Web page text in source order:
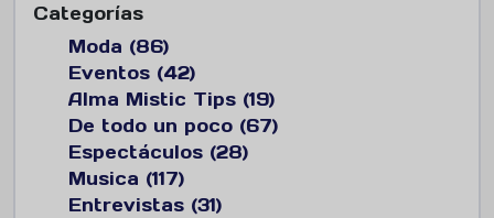
Categorías
Moda (86)
Eventos (42)
Alma Mistic Tips (19)
De todo un poco (67)
Espectáculos (28)
Musica (117)
Entrevistas (31)